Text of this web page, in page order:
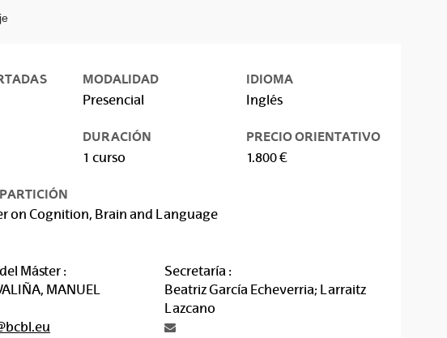
MODALIDAD
Presencial
IDIOMA
Inglés
DURACIÓN
1 curso
PRECIO ORIENTATIVO
1.800 €
on Cognition, Brain and Language
Máster :
MANUEL
Secretaría :
Beatriz García Echeverria; Larraitz
Lazcano